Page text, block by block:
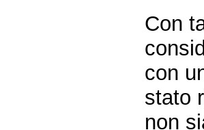
Con
con
stato
non